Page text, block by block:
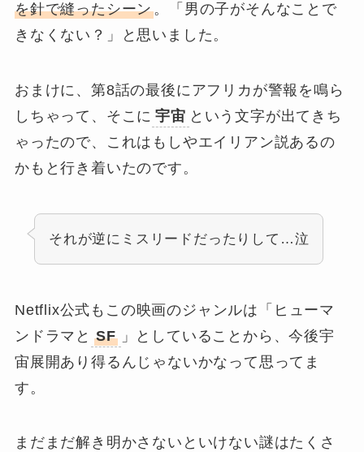
を針で縫ったシーン。「男の子がそんなことで
きなくない？」と思いました。
おまけに、第8話の最後にアフリカが警報を鳴ら
しちゃって、そこに 宇宙 という文字が出てきち
ゃったので、これはもしやエイリアン説あるの
かもと行き着いたのです。
それが逆にミスリードだったりして…泣
Netflix公式もこの映画のジャンルは「ヒューマ
ンドラマと SF
」としていることから、今後宇
宙展開あり得るんじゃないかなって思ってま
す。
まだまだ解き明かさないといけない謎はたくさ